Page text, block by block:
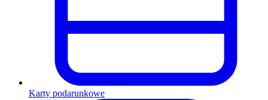
Karty podarunkowe